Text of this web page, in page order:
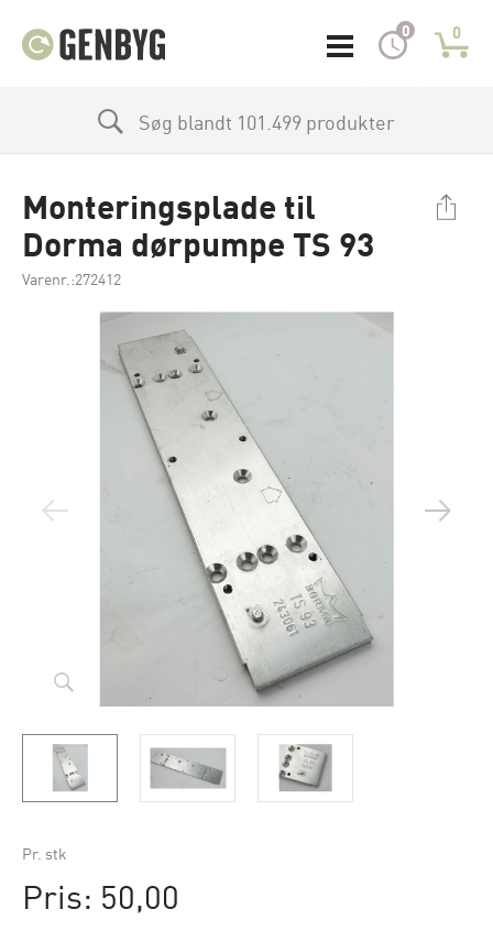
0 0
Søg blandt 101.499 produkter
Monteringsplade til
Dorma dørpumpe TS 93
Varenr.:272412
Pr. stk
Pris: 50,00